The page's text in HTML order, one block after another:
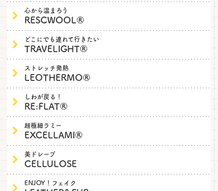
心から温まろう
RESCWOOL®
どこにでも連れて行きたい
TRAVELIGHT®
ストレッチ発熱
LEOTHERMO®
しわが戻る！
RE:FLAT®
超極細ラミー
EXCELLAMI®
美ドレープ
CELLULOSE
ENJOY！フェイク